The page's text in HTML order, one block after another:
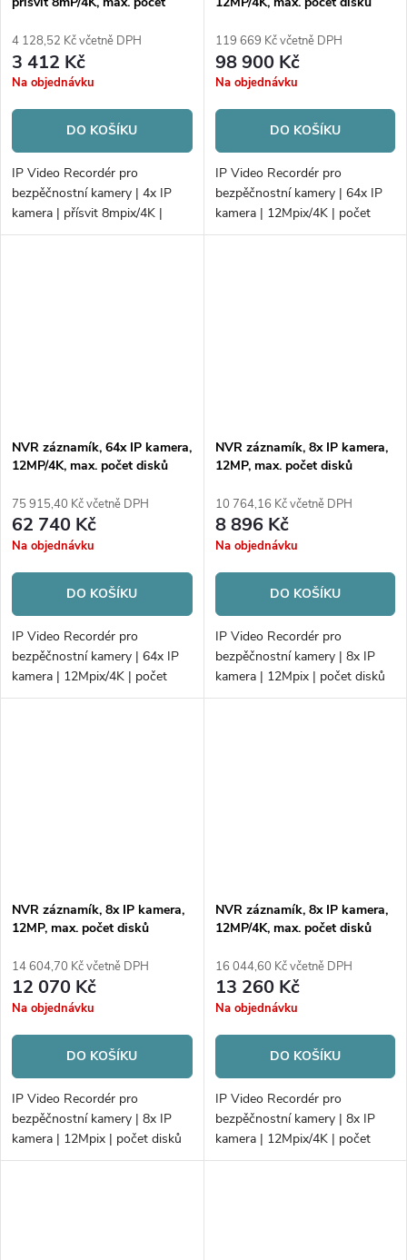
4 128,52 Kč včetně DPH
3 412 Kč
Na objednávku
DO KOŠÍKU
IP Video Recordér pro
bezpěčnostní kamery | 4x IP
kamera | přísvit 8mpix/4K |
počet disků 1xHDD |
119 669 Kč včetně DPH
98 900 Kč
Na objednávku
DO KOŠÍKU
IP Video Recordér pro
bezpěčnostní kamery | 64x IP
kamera | 12Mpix/4K | počet
disků 16xHDD/RAID |
NVR záznamík, 64x IP kamera,
12MP/4K, max. počet disků
75 915,40 Kč včetně DPH
62 740 Kč
Na objednávku
DO KOŠÍKU
IP Video Recordér pro
bezpěčnostní kamery | 64x IP
kamera | 12Mpix/4K | počet
disků 8xHDD/RAID |
NVR záznamík, 8x IP kamera,
12MP, max. počet disků
10 764,16 Kč včetně DPH
8 896 Kč
Na objednávku
DO KOŠÍKU
IP Video Recordér pro
bezpěčnostní kamery | 8x IP
kamera | 12Mpix | počet disků
2xHDD | 80Mb/256Mb H.265+
NVR záznamík, 8x IP kamera,
12MP, max. počet disků
14 604,70 Kč včetně DPH
12 070 Kč
Na objednávku
DO KOŠÍKU
IP Video Recordér pro
bezpěčnostní kamery | 8x IP
kamera | 12Mpix | počet disků
2xHDD | 80Mb/256Mb H.265+
NVR záznamík, 8x IP kamera,
12MP/4K, max. počet disků
16 044,60 Kč včetně DPH
13 260 Kč
Na objednávku
DO KOŠÍKU
IP Video Recordér pro
bezpěčnostní kamery | 8x IP
kamera | 12Mpix/4K | počet
disků 2xHDD | 80 Mbps/256